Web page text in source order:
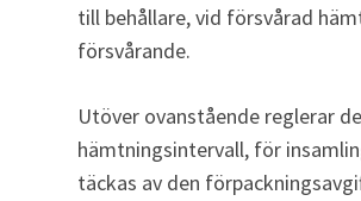
till behållare, vid försvårad
försvårande.
Utöver ovanstående reglerar
hämtningsintervall, för
täckas av den